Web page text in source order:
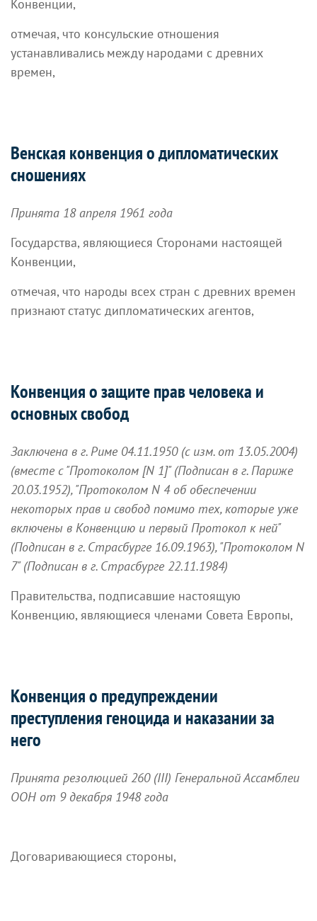
Конвенции,
отмечая, что консульские отношения
устанавливались между народами с древних
времен,
Венская конвенция о дипломатических
сношениях
Принята 18 апреля 1961 года
Государства, являющиеся Сторонами настоящей
Конвенции,
отмечая, что народы всех стран с древних времен
признают статус дипломатических агентов,
Конвенция о защите прав человека и
основных свобод
Заключена в г. Риме 04.11.1950 (с изм. от 13.05.2004)
(вместе с "Протоколом [N 1]" (Подписан в г. Париже
20.03.1952), "Протоколом N 4 об обеспечении
некоторых прав и свобод помимо тех, которые уже
включены в Конвенцию и первый Протокол к ней"
(Подписан в г. Страсбурге 16.09.1963), "Протоколом N
7" (Подписан в г. Страсбурге 22.11.1984)
Правительства, подписавшие настоящую
Конвенцию, являющиеся членами Совета Европы,
Конвенция о предупреждении
преступления геноцида и наказании за
него
Принята резолюцией 260 (III) Генеральной Ассамблеи
ООН от 9 декабря 1948 года
Договаривающиеся стороны,